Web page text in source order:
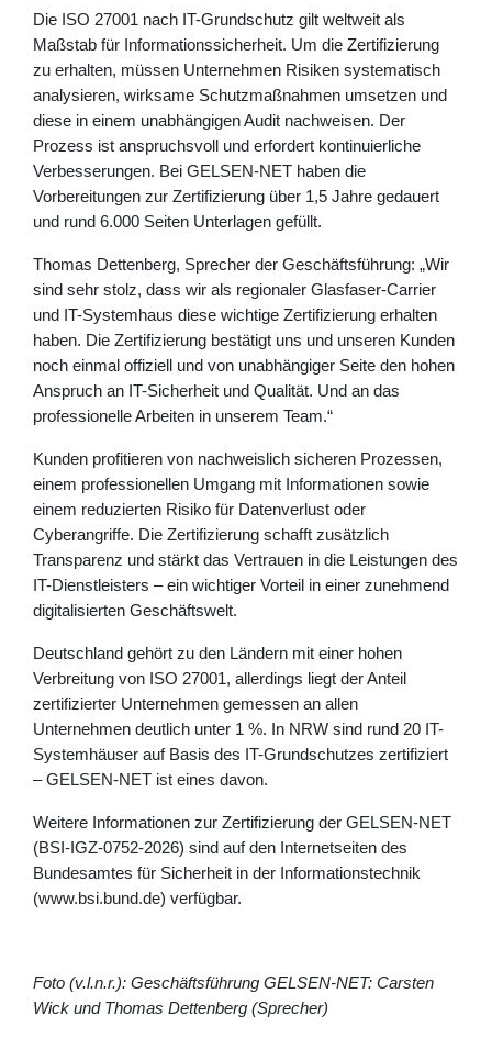
Die ISO 27001 nach IT-Grundschutz gilt weltweit als
Maßstab für Informationssicherheit. Um die Zertifizierung
zu erhalten, müssen Unternehmen Risiken systematisch
analysieren, wirksame Schutzmaßnahmen umsetzen und
diese in einem unabhängigen Audit nachweisen. Der
Prozess ist anspruchsvoll und erfordert kontinuierliche
Verbesserungen. Bei GELSEN-NET haben die
Vorbereitungen zur Zertifizierung über 1,5 Jahre gedauert
und rund 6.000 Seiten Unterlagen gefüllt.
Thomas Dettenberg, Sprecher der Geschäftsführung: „Wir
sind sehr stolz, dass wir als regionaler Glasfaser-Carrier
und IT-Systemhaus diese wichtige Zertifizierung erhalten
haben. Die Zertifizierung bestätigt uns und unseren Kunden
noch einmal offiziell und von unabhängiger Seite den hohen
Anspruch an IT-Sicherheit und Qualität. Und an das
professionelle Arbeiten in unserem Team.“
Kunden profitieren von nachweislich sicheren Prozessen,
einem professionellen Umgang mit Informationen sowie
einem reduzierten Risiko für Datenverlust oder
Cyberangriffe. Die Zertifizierung schafft zusätzlich
Transparenz und stärkt das Vertrauen in die Leistungen des
IT-Dienstleisters – ein wichtiger Vorteil in einer zunehmend
digitalisierten Geschäftswelt.
Deutschland gehört zu den Ländern mit einer hohen
Verbreitung von ISO 27001, allerdings liegt der Anteil
zertifizierter Unternehmen gemessen an allen
Unternehmen deutlich unter 1 %. In NRW sind rund 20 IT-
Systemhäuser auf Basis des IT-Grundschutzes zertifiziert
– GELSEN-NET ist eines davon.
Weitere Informationen zur Zertifizierung der GELSEN-NET
(BSI-IGZ-0752-2026) sind auf den Internetseiten des
Bundesamtes für Sicherheit in der Informationstechnik
(www.bsi.bund.de) verfügbar.
Foto (v.l.n.r.): Geschäftsführung GELSEN-NET: Carsten
Wick und Thomas Dettenberg (Sprecher)